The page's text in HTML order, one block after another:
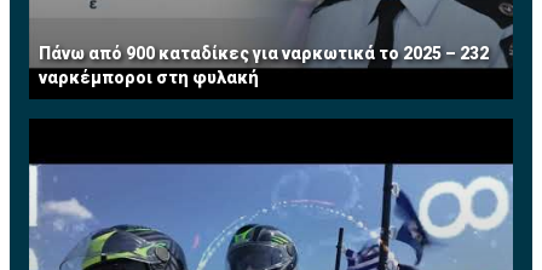
Πάνω από 900 καταδίκες για ναρκωτικά το 2025 – 232
ναρκέμποροι στη φυλακή